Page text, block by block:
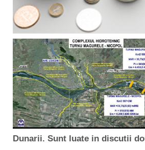
Dunarii. Sunt luate in discutii